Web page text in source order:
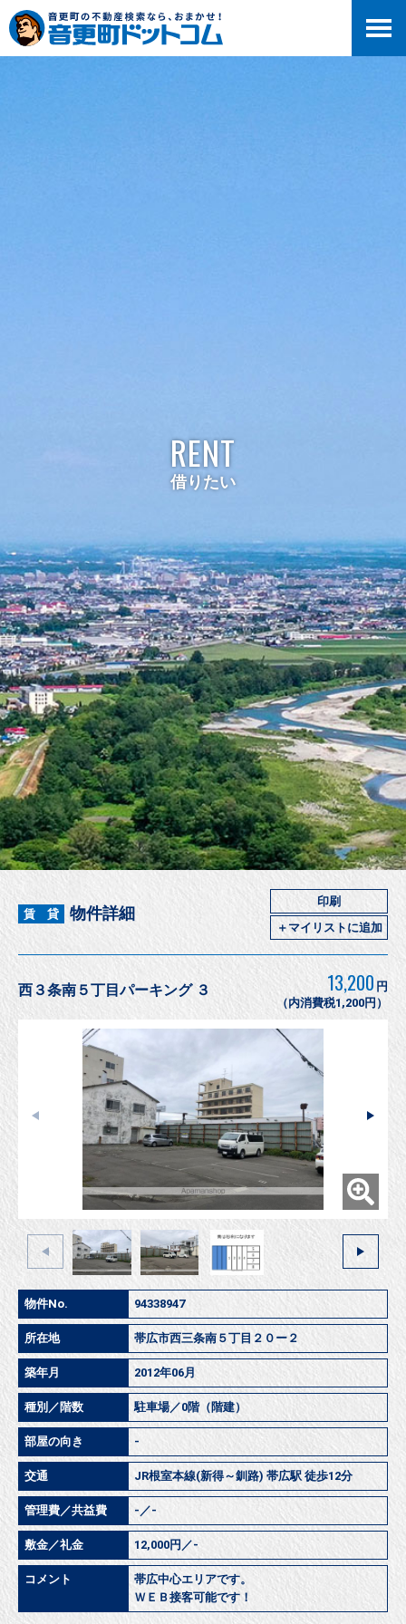
RENT
借りたい
賃 貸 物件詳細
印刷
＋マイリストに追加
西３条南５丁目パーキング ３ 13,200 円
（内消費税1,200円）
物件No. 94338947
所在地 帯広市西三条南５丁目２０ー２
築年月 2012年06月
種別／階数 駐車場／0階（階建）
部屋の向き -
交通 JR根室本線(新得～釧路) 帯広駅 徒歩12分
管理費／共益費 -／-
敷金／礼金 12,000円／-
コメント
帯広中心エリアです。
ＷＥＢ接客可能です！